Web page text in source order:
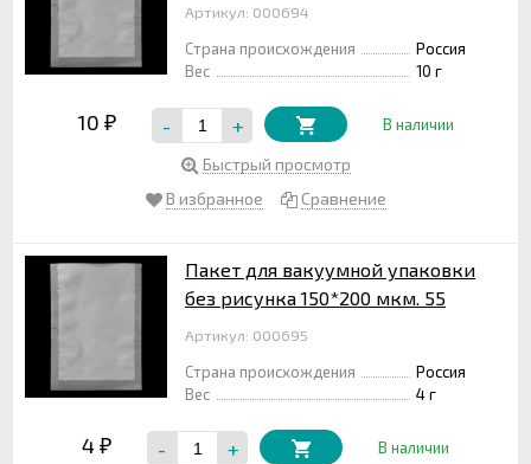
Артикул: 000694
Страна происхождения
Россия
Вес
10 г
10 ₽ - + В наличии
Быстрый просмотр
В избранное
Сравнение
Пакет для вакуумной упаковки
без рисунка 150*200 мкм. 55
Артикул: 000695
Страна происхождения
Россия
Вес
4 г
4 ₽ - + В наличии